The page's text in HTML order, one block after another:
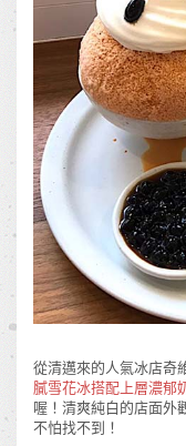
從清邁來的人氣冰店奇
膩雪花冰搭配上層濃郁
喔！清爽純白的店面外
不怕找不到！